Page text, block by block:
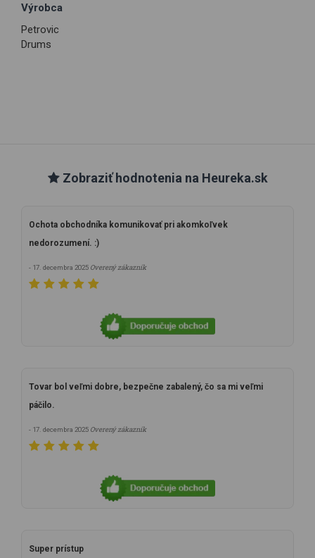
Výrobca
Petrovic
Drums
Zobraziť hodnotenia na Heureka.sk
Ochota obchodníka komunikovať pri akomkoľvek
nedorozumení. :)
- 17. decembra 2025 Overený zákazník
Tovar bol veľmi dobre, bezpečne zabalený, čo sa mi veľmi
páčilo.
- 17. decembra 2025 Overený zákazník
Super prístup